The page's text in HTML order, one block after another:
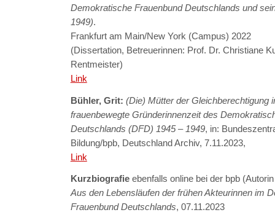
Demokratische Frauenbund Deutschlands und
1949).
Frankfurt am Main/New York (Campus) 2022
(Dissertation, Betreuerinnen: Prof. Dr. Christiane
Rentmeister)
Link
Bühler, Grit: (Die) Mütter der Gleichberechtigung
frauenbewegte Gründerinnenzeit des
Deutschlands (DFD) 1945 – 1949, in:
Bildung/bpb, Deutschland Archiv, 7.11.2023,
Link
Kurzbiografieebenfalls online bei der bpb
Aus den Lebensläufen der frühen Akteurinnen im
Frauenbund Deutschlands, 07.11.2023